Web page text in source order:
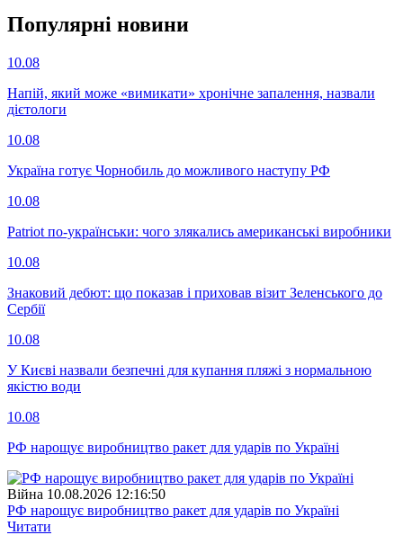
Популярнi новини
10.08
Напій, який може «вимикати» хронічне запалення, назвали
дієтологи
10.08
Україна готує Чорнобиль до можливого наступу РФ
10.08
Patriot по-українськи: чого злякались американські виробники
10.08
Знаковий дебют: що показав і приховав візит Зеленського до
Сербії
10.08
У Києві назвали безпечні для купання пляжі з нормальною
якістю води
10.08
РФ нарощує виробництво ракет для ударів по Україні
Війна 10.08.2026 12:16:50
РФ нарощує виробництво ракет для ударів по Україні
Читати